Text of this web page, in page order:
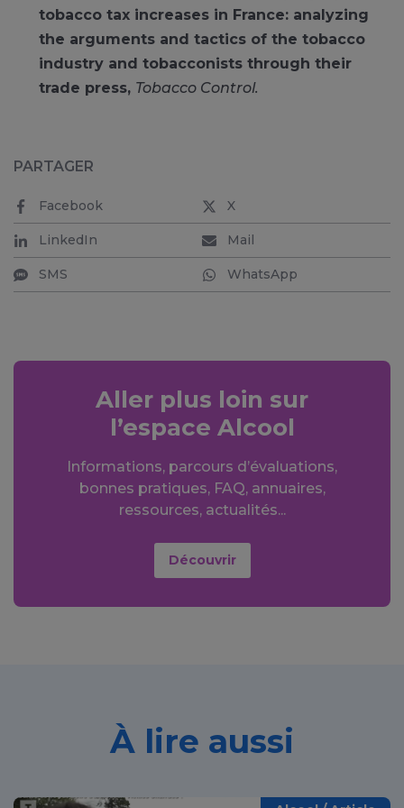
tobacco tax increases in France: analyzing
the arguments and tactics of the tobacco
industry and tobacconists through their
trade press, Tobacco Control.
PARTAGER
Facebook X
LinkedIn Mail
SMS WhatsApp
Aller plus loin sur
l’espace Alcool
Informations, parcours d’évaluations,
bonnes pratiques, FAQ, annuaires,
ressources, actualités...
Découvrir
À lire aussi